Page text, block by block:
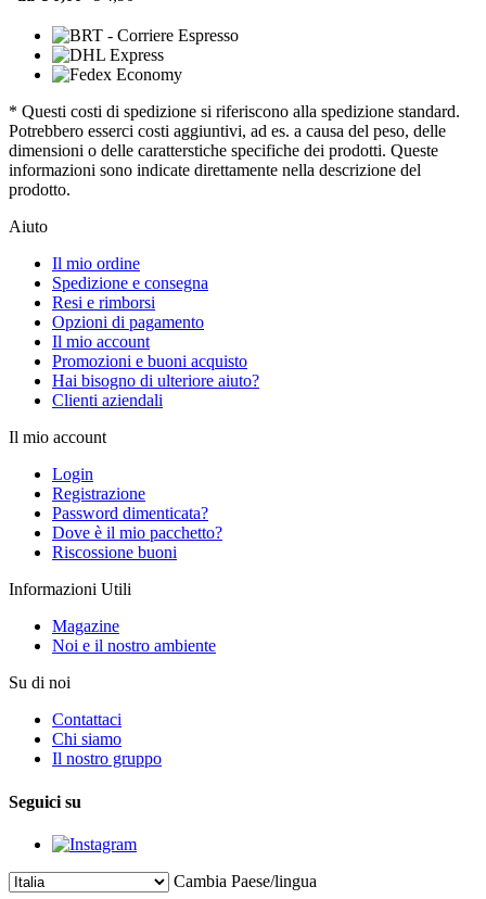
* Questi costi di spedizione si riferiscono alla spedizione standard.
Potrebbero esserci costi aggiuntivi, ad es. a causa del peso, delle
dimensioni o delle caratterstiche specifiche dei prodotti. Queste
informazioni sono indicate direttamente nella descrizione del
prodotto.
Aiuto
Il mio ordine
Spedizione e consegna
Resi e rimborsi
Opzioni di pagamento
Il mio account
Promozioni e buoni acquisto
Hai bisogno di ulteriore aiuto?
Clienti aziendali
Il mio account
Login
Registrazione
Password dimenticata?
Dove è il mio pacchetto?
Riscossione buoni
Informazioni Utili
Magazine
Noi e il nostro ambiente
Su di noi
Contattaci
Chi siamo
Il nostro gruppo
Seguici su
Cambia Paese/lingua